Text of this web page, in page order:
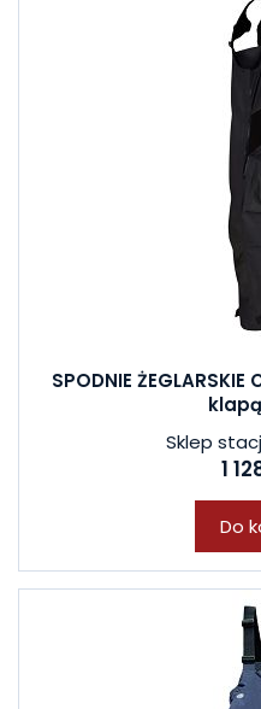
SPODNIE ŻEGLARSKIE
Sklep
1
Do